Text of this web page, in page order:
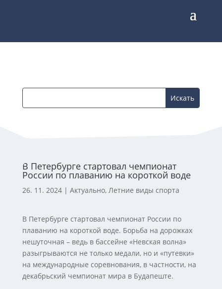
В Петербурге стартовал чемпионат
России по плаванию на короткой воде
26. 11. 2024| Актуально, Летние виды спорта
В Петербурге стартовал чемпионат России по
плаванию на короткой воде. Борьба на дорожках
нешуточная – ведь в бассейне «Невская волна»
разыгрываются не только медали, но и «путевки»
на международные соревнования, в частности, на
декабрьский чемпионат мира в Будапеште.